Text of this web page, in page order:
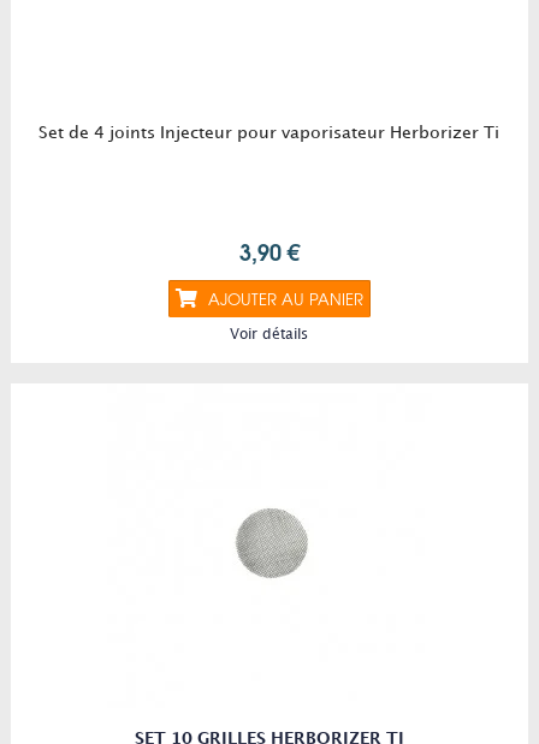
Set de 4 joints Injecteur pour vaporisateur Herborizer Ti
3,90 €
AJOUTER AU PANIER
Voir détails
SET 10 GRILLES HERBORIZER TI